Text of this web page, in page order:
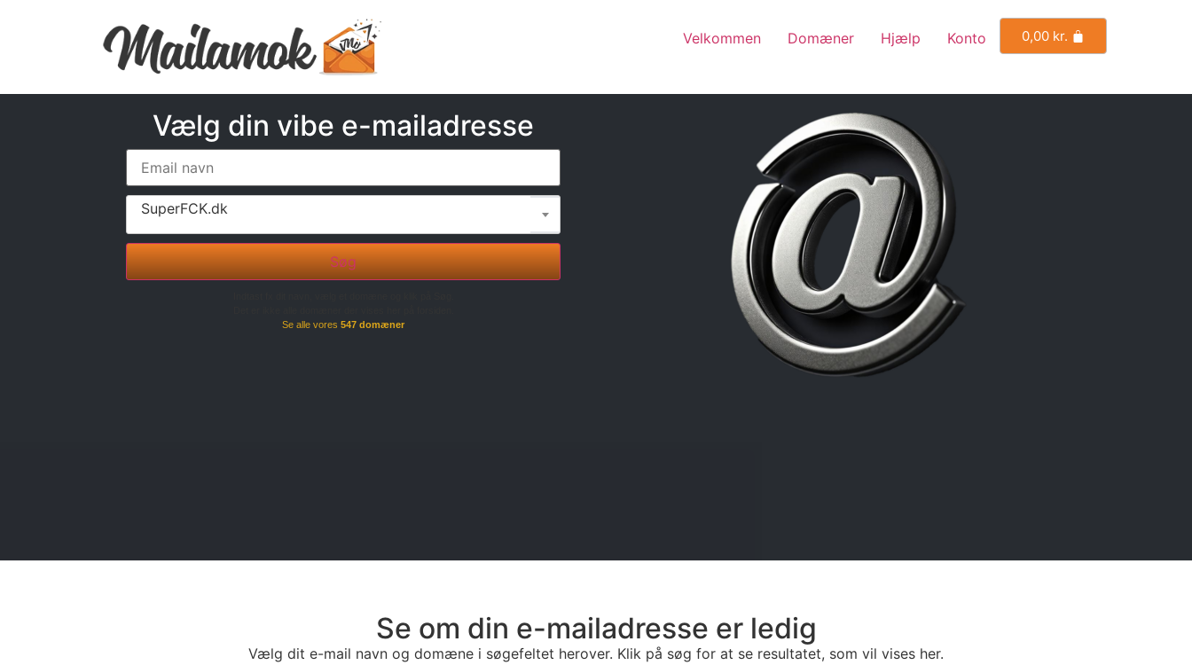
Velkommen Domæner Hjælp Konto 0,00 kr.
Vælg din vibe e-mailadresse
SuperFCK.dk
Søg
Se alle vores 547 domæner
Se om din e-mailadresse er ledig
Vælg dit e-mail navn og domæne i søgefeltet herover. Klik på søg for at se resultatet, som vil vises her.